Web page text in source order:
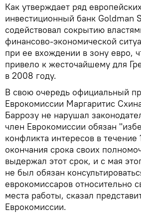
Как утверждает ряд
инвестиционный банк Goldman
содействовал сокрытию
финансово-экономической
при ее вхождении в зону евро,
привело к жесточайшему для
в 2008 году.
В свою очередь официальный
Еврокомиссии Маргаритис
Баррозу не нарушал
член Еврокомиссии обязан
конфликта интересов в
окончания срока своих
выдержал этот срок, и с мая
не был обязан
еврокомиссаров относительно
места работы, сказал
Еврокомиссии.